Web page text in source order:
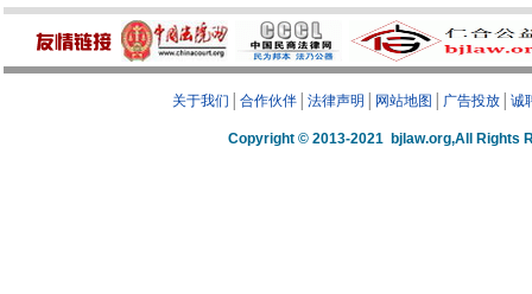
关于我们 合作伙伴 法律声明 网站地图 广告投放 诚
Copyright © 2013-2021 bjlaw.org,All Rights